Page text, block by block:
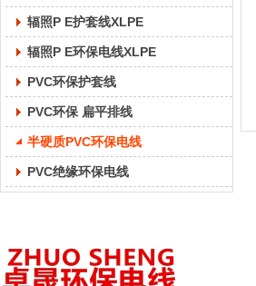
辐照P E护套线XLPE
辐照P E环保电线XLPE
PVC环保护套线
PVC环保 扁平排线
半硬质PVC环保电线
PVC绝缘环保电线